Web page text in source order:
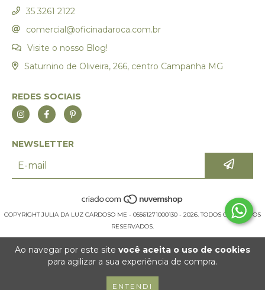
Ao navegar por este site você aceita o uso de cookies
para agilizar a sua experiência de compra.
ENTENDI
35 3261 2122
comercial@oficinadaroca.com.br
Visite o nosso Blog!
Saturnino de Oliveira, 266, centro Campanha MG
REDES SOCIAIS
NEWSLETTER
COPYRIGHT JULIA DA LUZ CARDOSO ME - 05561271000130 - 2026. TODOS OS DIREITOS
RESERVADOS.